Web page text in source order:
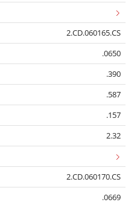
2.CD.060165.CS
.0650
.390
.587
.157
2.32
2.CD.060170.CS
.0669